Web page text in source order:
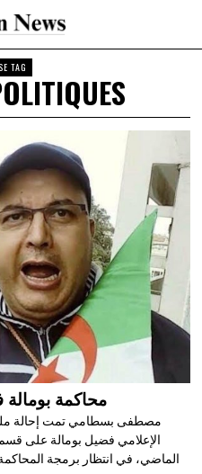
TAG
محاكمة
الإعلامي فضيل بومالة على
الماضي، في انتظار برمجة